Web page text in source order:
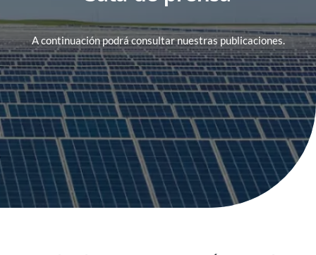
A continuación podrá consultar nuestras publicaciones.